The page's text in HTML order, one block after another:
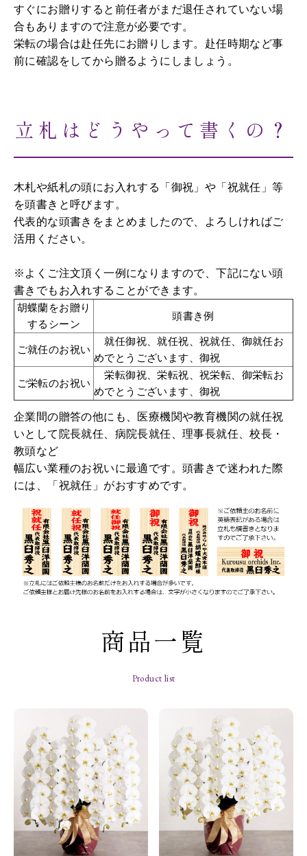
すぐにお贈りすると前任者がまだ退任されていない場
合もありますので注意が必要です。
栄転の場合は赴任先にお贈りします。赴任時期など事
前に確認をしてから贈るようにしましょう。
立札はどうやって書くの？
木札や紙札の頭にお入れする「御祝」や「祝就任」等
を頭書きと呼びます。
代表的な頭書きをまとめましたので、よろしければご
活用ください。
※よくご注文頂く一例になりますので、下記にない頭
書きでもお入れすることができます。
胡蝶蘭をお贈り
するシーン
頭書き例
ご就任のお祝い
就任御祝、就任祝、祝就任、御就任お
めでとうございます、御祝
ご栄転のお祝い
栄転御祝、栄転祝、祝栄転、御栄転お
めでとうございます、御祝
企業間の贈答の他にも、医療機関や教育機関の就任祝
いとして院長就任、病院長就任、理事長就任、校長・
教頭など
幅広い業種のお祝いに最適です。頭書きで迷われた際
には、「祝就任」がおすすめです。
商品一覧
Product list